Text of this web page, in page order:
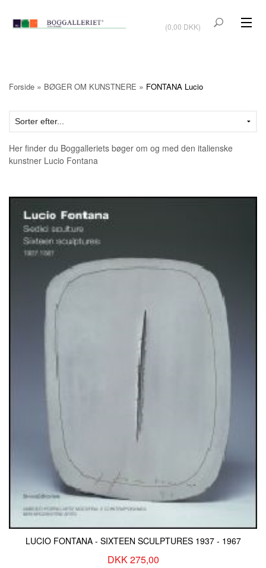
(0,00 DKK)
BØGER OM KUNSTNERE
TILBUD
OUTLET
NYHEDER
KONTAKT & ÅBNINSTIDER NYHEDSBREV
UDVIDET SØGNING
Forside » BØGER OM KUNSTNERE » FONTANA Lucio
Her finder du Boggalleriets bøger om og med den italienske
kunstner Lucio Fontana
LUCIO FONTANA - SIXTEEN SCULPTURES 1937 - 1967
DKK 275,00